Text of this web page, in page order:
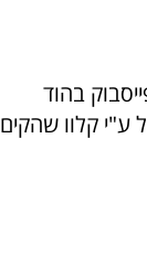
בהוד
ע"י קלוו שהקים